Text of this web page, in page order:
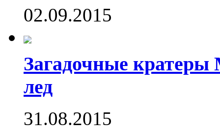
02.09.2015
Загадочные
лед
31.08.2015